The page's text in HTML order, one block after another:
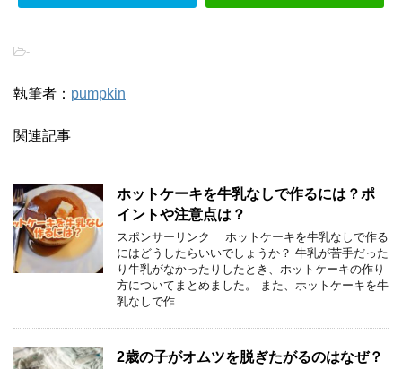
-
執筆者： pumpkin
関連記事
ホットケーキを牛乳なしで作るには？ポ
イントや注意点は？
スポンサーリンク ホットケーキを牛乳なしで作る
にはどうしたらいいでしょうか？ 牛乳が苦手だった
り牛乳がなかったりしたとき、ホットケーキの作り
方についてまとめました。 また、ホットケーキを牛
乳なしで作 …
2歳の子がオムツを脱ぎたがるのはなぜ？